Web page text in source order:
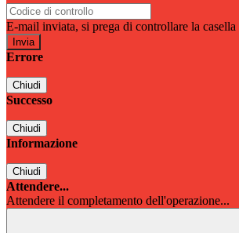
E-mail inviata, si prega di controllare la
Errore
Chiudi
Successo
Chiudi
Informazione
Chiudi
Attendere...
Attendere il completamento dell'operazione...